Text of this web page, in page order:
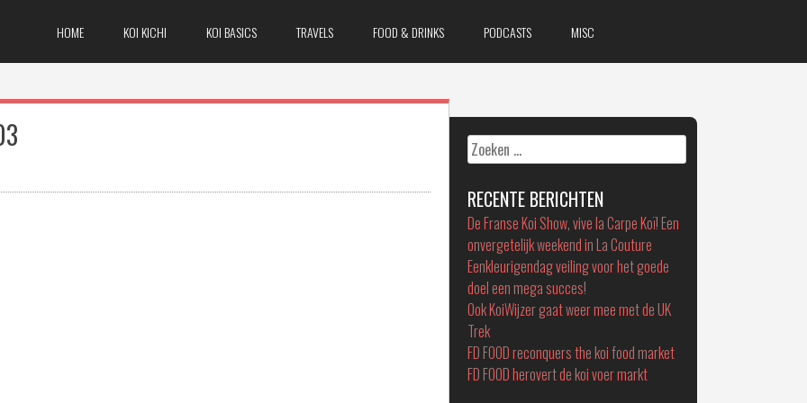
HOME KOI KICHI KOI BASICS TRAVELS FOOD & DRINKS PODCASTS MISC
Zoeken
naar:
RECENTE BERICHTEN
De Franse Koi Show, vive la Carpe Koï! Een
onvergetelijk weekend in La Couture
Eenkleurigendag veiling voor het goede
doel een mega succes!
Ook KoiWijzer gaat weer mee met de UK
Trek
FD FOOD reconquers the koi food market
FD FOOD herovert de koi voer markt